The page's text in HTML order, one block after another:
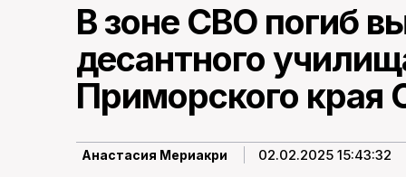
В зоне СВО погиб
десантного
Приморского края
Анастасия Мериакри 02.02.2025 15:43:32